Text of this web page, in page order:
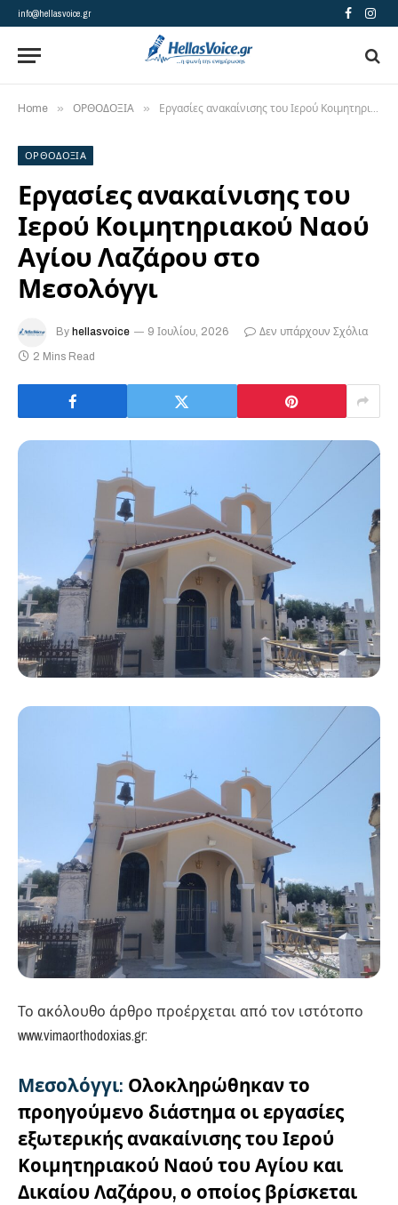
info@hellasvoice.gr Facebook
Home » ΟΡΘΟΔΟΞΙΑ » Εργασίες ανακαίνισης του Ιερού Κοιμητηριακού Ναού Αγίου Λαζάρου στο Μεσολόγγι
ΟΡΘΟΔΟΞΙΑ
Εργασίες ανακαίνισης του
Ιερού Κοιμητηριακού Ναού
Αγίου Λαζάρου στο
Μεσολόγγι
By hellasvoice 9 Ιουλίου, 2026
Δεν υπάρχουν Σχόλια
2 Mins Read
Το ακόλουθο άρθρο προέρχεται από τον ιστότοπο
www.vimaorthodoxias.gr:
Μεσολόγγι: Ολοκληρώθηκαν το
προηγούμενο διάστημα οι εργασίες
εξωτερικής ανακαίνισης του Ιερού
Κοιμητηριακού Ναού του Αγίου και
Δικαίου Λαζάρου, ο οποίος βρίσκεται